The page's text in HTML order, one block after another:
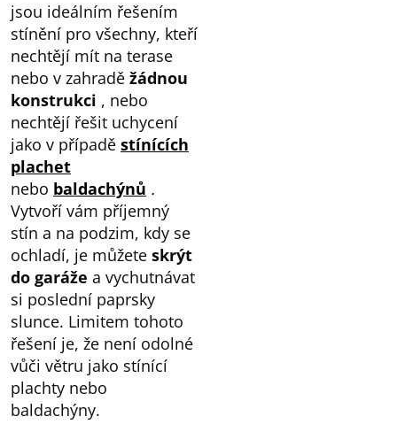
jsou ideálním řešením
stínění pro všechny, kteří
nechtějí mít na terase
nebo v zahradě žádnou
konstrukci , nebo
nechtějí řešit uchycení
jako v případě stínících
plachet
nebo baldachýnů .
Vytvoří vám příjemný
stín a na podzim, kdy se
ochladí, je můžete skrýt
do garáže a vychutnávat
si poslední paprsky
slunce. Limitem tohoto
řešení je, že není odolné
vůči větru jako stínící
plachty nebo
baldachýny.